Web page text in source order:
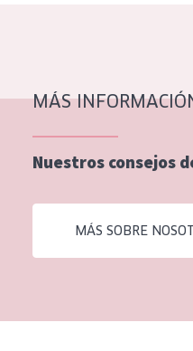
MÁS
Nuestros consejos
MÁS SOBRE